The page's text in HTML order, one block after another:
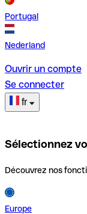
Portugal
Nederland
Ouvrir un compte
Se connecter
fr
Sélectionnez
Découvrez nos
Europe